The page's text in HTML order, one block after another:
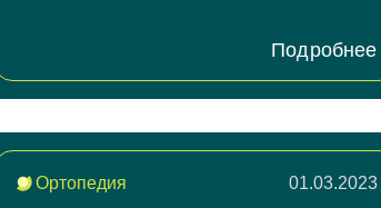
Подробнее
Ортопедия 01.03.2023